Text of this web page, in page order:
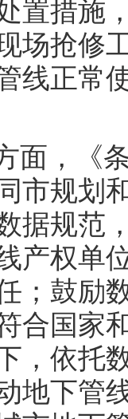
置措施
场抢修
线正常
面，《
市规划
据规范
产权单
；鼓励
合国家
，依托
地下管